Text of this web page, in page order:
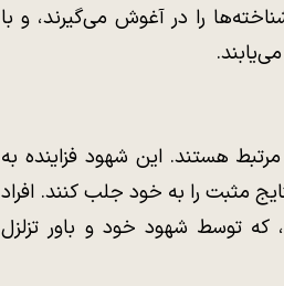
را در آغوش می‌گیرند، و با
هستند. این شهود فزاینده به
مثبت را به خود جلب کنند. افراد
که توسط شهود خود و باور تزلزل